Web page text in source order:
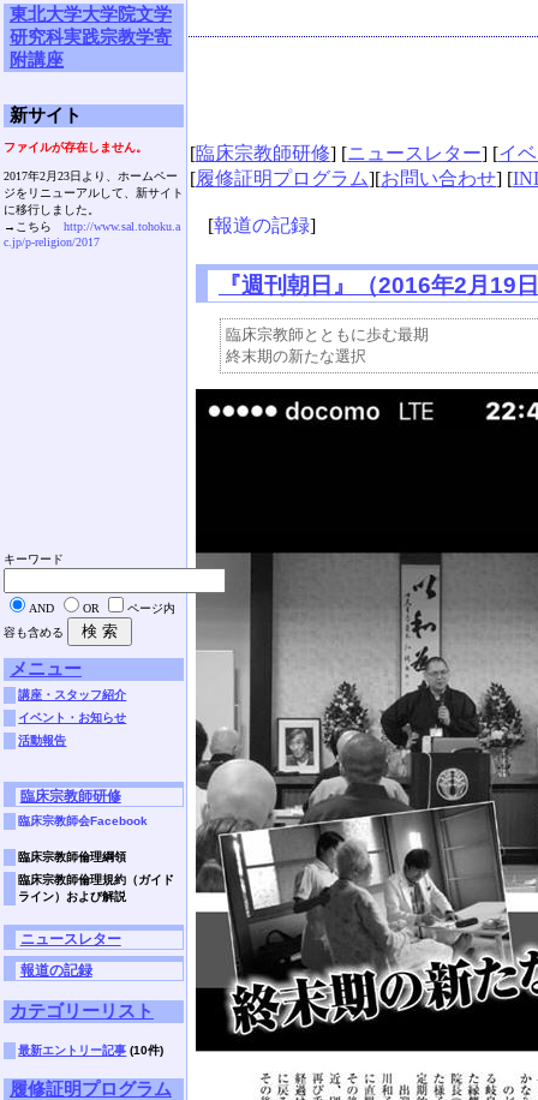
[臨床宗教師研修] [ニュースレター] [イ
[履修証明プログラム][お問い合わせ] [
[報道の記録]
『週刊朝日』（2016年2月19
臨床宗教師とともに歩む最期
東北大学大学院文学
研究科実践宗教学寄
附講座
新サイト
ファイルが存在しません。
2017年2月23日より、ホームペー
ジをリニューアルして、新サイト
に移行しました。
→こちら http://www.sal.tohoku.a
c.jp/p-religion/2017
キーワード
AND OR
ページ内
容も含める
メニュー
講座・スタッフ紹介
イベント・お知らせ
活動報告
臨床宗教師研修
臨床宗教師会Facebook
臨床宗教師倫理綱領
臨床宗教師倫理規約（ガイド
ライン）および解説
ニュースレター
報道の記録
カテゴリーリスト
最新エントリー記事 (10件)
履修証明プログラム